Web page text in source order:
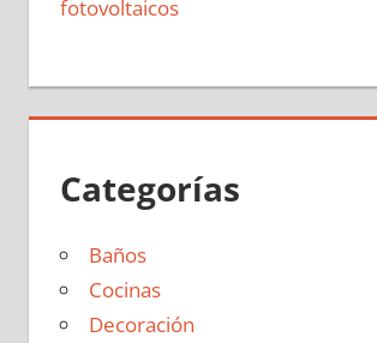
fotovoltaicos
Categorías
Baños
Cocinas
Decoración